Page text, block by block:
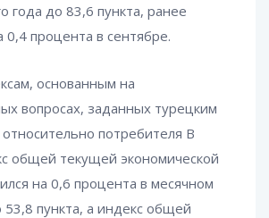
года до 83,6 пункта, ранее
0,4 процента в сентябре.
основанным на
вопросах, заданных турецким
потребителя В
общей текущей экономической
на 0,6 процента в месячном
53,8 пункта, а индекс общей